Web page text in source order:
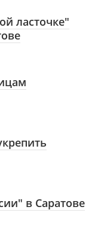
ласточке"
в Саратове